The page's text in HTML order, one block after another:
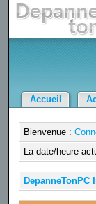
Accueil
Bienvenue :
La date/heure
DepanneTonPC